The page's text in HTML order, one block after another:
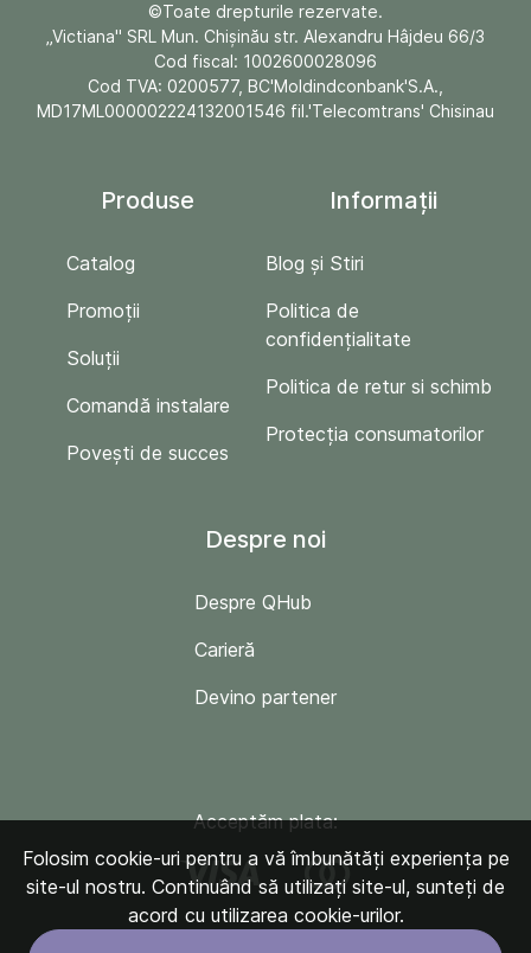
©Toate drepturile rezervate.
„Victiana" SRL Mun. Chişinău str. Alexandru Hâjdeu 66/3
Cod fiscal: 1002600028096
Cod TVA: 0200577, BC'Moldindconbank'S.A.,
MD17ML000002224132001546 fil.'Telecomtrans' Chisinau
Produse
Catalog
Promoții
Soluții
Comandă instalare
Povești de succes
Informații
Blog și Stiri
Politica de
confidențialitate
Politica de retur si schimb
Protecția consumatorilor
Despre noi
Despre QHub
Carieră
Devino partener
Acceptăm plata:
Folosim cookie-uri pentru a vă îmbunătăți experiența pe
site-ul nostru. Continuând să utilizați site-ul, sunteți de
acord cu utilizarea cookie-urilor.